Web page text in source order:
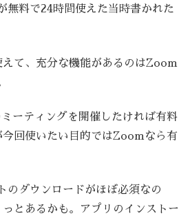
料で24時間使えた当時書かれた
て、充分な機能があるのはZoom
ーティングを開催したければ有料
今回使いたい目的ではZoomなら有
のダウンロードがほぼ必須なの
とあるかも。アプリのインストー